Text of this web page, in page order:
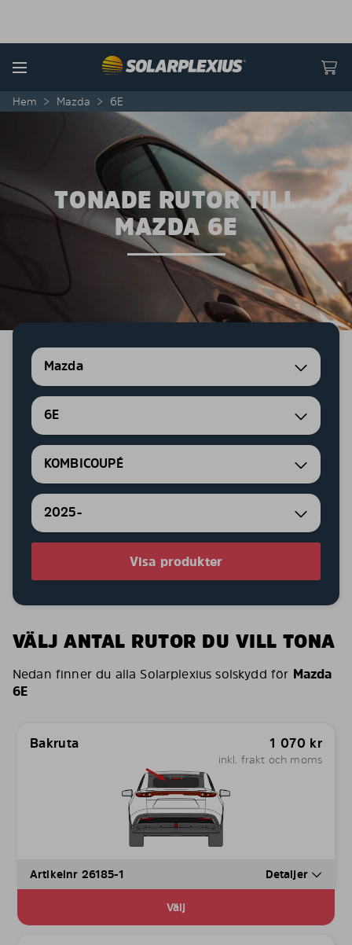
Menu
Hem > Mazda > 6E
TONADE RUTOR TILL
MAZDA 6E
Mazda
6E
KOMBICOUPÉ
2025-
Visa produkter
VÄLJ ANTAL RUTOR DU VILL TONA
Nedan finner du alla Solarplexius solskydd för Mazda
6E
Bakruta 1 070 kr
inkl. frakt och moms
Artikelnr 26185-1 Detaljer
Välj